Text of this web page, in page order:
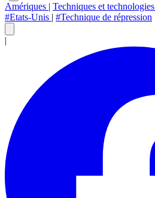
Amériques | Techniques et technologies
#Etats-Unis | #Technique de répression
|